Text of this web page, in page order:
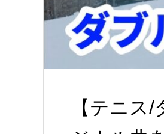
【テニス